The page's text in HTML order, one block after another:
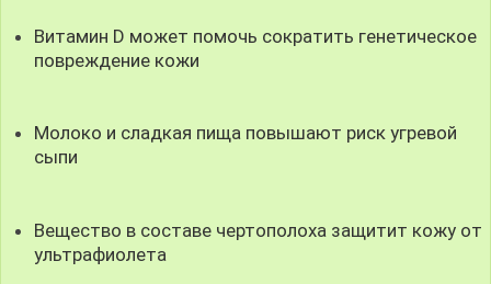
Витамин D может помочь сократить генетическое
повреждение кожи
Молоко и сладкая пища повышают риск угревой
сыпи
Вещество в составе чертополоха защитит кожу от
ультрафиолета